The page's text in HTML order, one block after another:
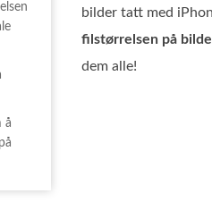
å
bilder tatt med
filstørrelsen på
dem alle!